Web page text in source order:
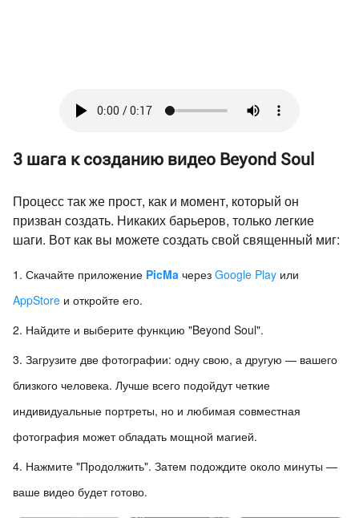
3 шага к созданию видео Beyond Soul
Процесс так же прост, как и момент, который он
призван создать. Никаких барьеров, только легкие
шаги. Вот как вы можете создать свой священный миг:
Скачайте приложение PicMa через Google Play или
AppStore и откройте его.
Найдите и выберите функцию "Beyond Soul".
Загрузите две фотографии: одну свою, а другую — вашего
близкого человека. Лучше всего подойдут четкие
индивидуальные портреты, но и любимая совместная
фотография может обладать мощной магией.
Нажмите "Продолжить". Затем подождите около минуты —
ваше видео будет готово.